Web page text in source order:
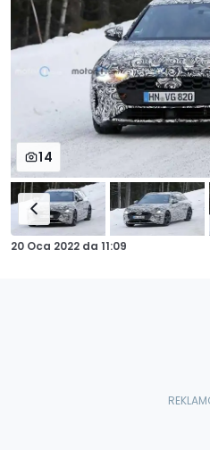
14
20 Oca 2022 da 11:09